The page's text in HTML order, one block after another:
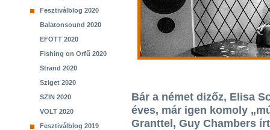
Fesztiválblog 2020
Balatonsound 2020
EFOTT 2020
Fishing on Orfű 2020
Strand 2020
Sziget 2020
SZIN 2020
VOLT 2020
Fesztiválblog 2019
Bár a német dizőz, Elisa
éves, már igen komoly
Granttel, Guy Chambers